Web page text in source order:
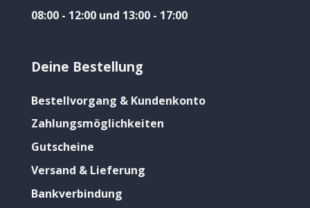
08:00 - 12:00 und 13:00 - 17:00
Deine Bestellung
Bestellvorgang & Kundenkonto
Zahlungsmöglichkeiten
Gutscheine
Versand & Lieferung
Bankverbindung